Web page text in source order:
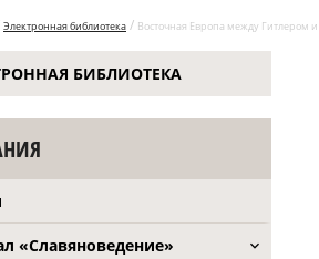
Электронная библиотека / Восточная Европа между Гитлером
БИБЛИОТЕКА
«Славяноведение»